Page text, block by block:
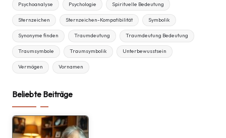
Psychoanalyse Psychologie Spirituelle Bedeutung
Sternzeichen Sternzeichen-Kompatibilität Symbolik
Synonyme finden Traumdeutung Traumdeutung Bedeutung
Traumsymbole Traumsymbolik Unterbewusstsein
Vermögen Vornamen
Beliebte Beiträge